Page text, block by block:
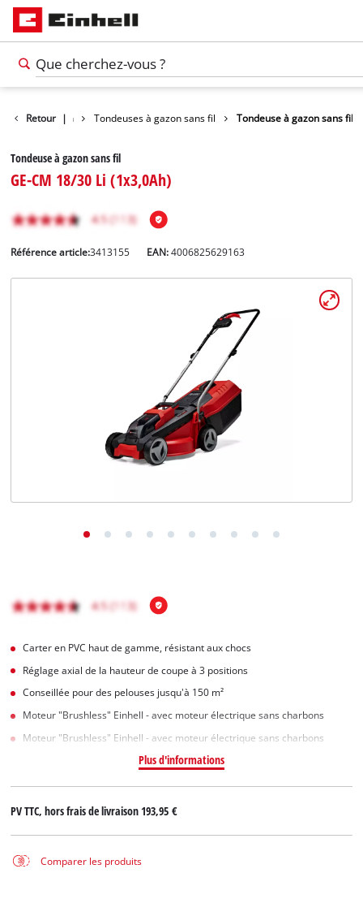
Retour |
à gazon Tondeuses à gazon sans fil Tondeuse à gazon sans fil
Tondeuse à gazon sans fil
GE-CM 18/30 Li (1x3,0Ah)
Référence article:3413155 EAN:4006825629163
Carter en PVC haut de gamme, résistant aux chocs
Réglage axial de la hauteur de coupe à 3 positions
Conseillée pour des pelouses jusqu'à 150 m²
Moteur "Brushless" Einhell - avec moteur électrique sans charbons
Moteur "Brushless" Einhell - avec moteur électrique sans charbons
Plus d'informations
PV TTC, hors frais de livraison193,95 €
Comparer les produits